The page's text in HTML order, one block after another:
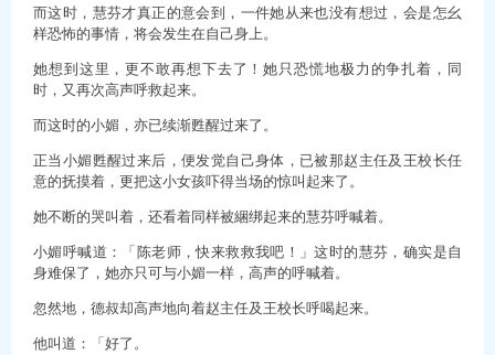
而这时，慧芬才真正的意会到，一件她从来也没有想过，会是怎幺
样恐怖的事情，将会发生在自己身上。
她想到这里，更不敢再想下去了！她只恐慌地极力的争扎着，同
时，又再次高声呼救起来。
而这时的小媚，亦已续渐甦醒过来了。
正当小媚甦醒过来后，便发觉自己身体，已被那赵主任及王校长任
意的抚摸着，更把这小女孩吓得当场的惊叫起来了。
她不断的哭叫着，还看着同样被綑绑起来的慧芬呼喊着。
小媚呼喊道：「陈老师，快来救救我吧！」这时的慧芬，确实是自
身难保了，她亦只可与小媚一样，高声的呼喊着。
忽然地，德叔却高声地向着赵主任及王校长呼喝起来。
他叫道：「好了。